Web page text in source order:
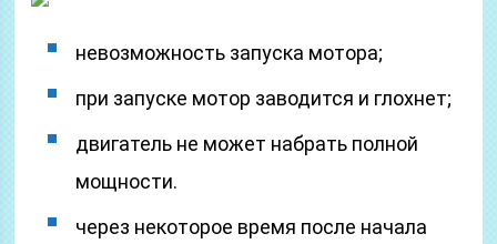
невозможность запуска мотора;
при запуске мотор заводится и глохнет;
двигатель не может набрать полной
мощности.
через некоторое время после начала